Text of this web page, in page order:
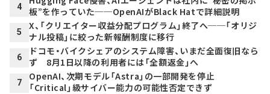
4
板”を作っていた──OpenAIがBlack Hatで詳細説明
5
X、「クリエイター収益分配プログラム」終了へ──「オリジ
ナル投稿」に絞った新報酬制度に移行
6
ドコモ・バイクシェアのシステム障害、いまだ全面復旧なら
ず 8月1日以降の利用者には「全額返金」へ
7
OpenAI、次期モデル「Astra」の一部開発を停止
「Critical」級サイバー能力の可能性否定できず